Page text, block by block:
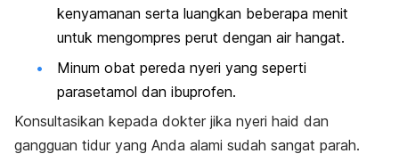
kenyamanan serta luangkan beberapa menit
untuk mengompres perut dengan air hangat.
Minum obat pereda nyeri yang seperti
parasetamol dan ibuprofen.
Konsultasikan kepada dokter jika nyeri haid dan
gangguan tidur yang Anda alami sudah sangat parah.